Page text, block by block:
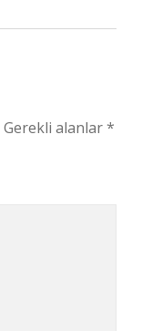
Gerekli alanlar*